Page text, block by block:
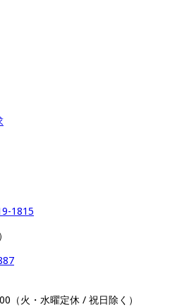
1815
（火・水曜定休 / 祝日除く）